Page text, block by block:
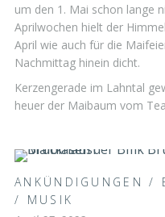
um den 1. Mai schon lange
Aprilwochen hielt der
April wie auch für die
Nachmittag hinein dicht.
Kerzengerade im Lahntal
heuer der Maibaum vom
ANKÜNDIGUNGEN /
/ MUSIK